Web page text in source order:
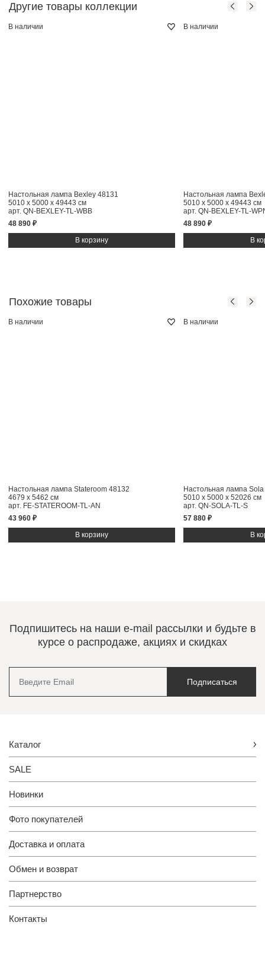
Другие товары коллекции
В наличии
Настольная лампа Bexley 48131
5010 x 5000 x 49443 см
арт. QN-BEXLEY-TL-WBB
48 890 ₽
В наличии
Настольная лампа
5010 x 5000 x 49443 см
арт. QN-BEXLEY-TL-
48 890 ₽
Похожие товары
В наличии
Настольная лампа Stateroom 48132
4679 x 5462 см
арт. FE-STATEROOM-TL-AN
43 960 ₽
В наличии
Настольная лампа
5010 x 5000 x 52026 см
арт. QN-SOLA-TL-S
57 880 ₽
Подпишитесь на наши e-mail рассылки и будьте в
курсе о распродаже, акциях и скидках
Подписаться
Каталог
SALE
Новинки
Фото покупателей
Доставка и оплата
Обмен и возврат
Партнерство
Контакты